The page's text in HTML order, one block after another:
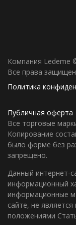
Компания Ledeme
Все права
Политика
Публичная оферта
Все торговые
Копирование
было форме без
запрещено.
Данный интернет-
информационный
информационные
сайте, не
положениями